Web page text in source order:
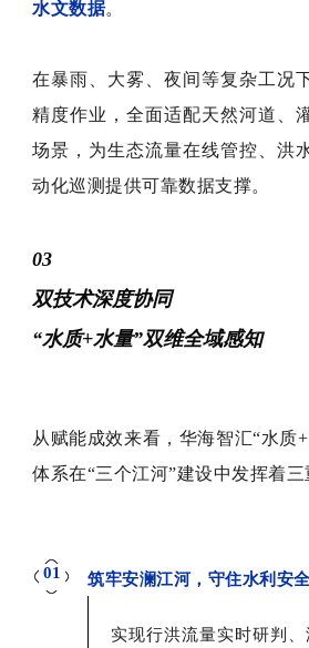
水文数据。
在暴雨、大雾、夜间等复杂工况
精度作业，全面适配天然河道、
场景，为生态流量在线管控、洪
动化巡测提供可靠数据支撑。
03
双技术深度协同
“水质+水量”双维全域感知
从赋能成效来看，华海智汇“水质
体系在“三个江河”建设中发挥着三
01 筑牢安澜江河，守住水利安
实现行洪流量实时研判